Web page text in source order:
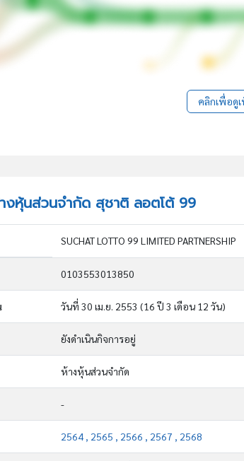
คลิกเพื่อดู
งหุ้นส่วนจำกัด สุชาติ ลอตโต้ 99
SUCHAT LOTTO 99 LIMITED PARTNERSHIP
0103553013850
วันที่ 30 เม.ย. 2553 (16 ปี 3 เดือน 12 วัน)
ยังดำเนินกิจการอยู่
ห้างหุ้นส่วนจำกัด
-
2564 , 2565 , 2566 , 2567 , 2568